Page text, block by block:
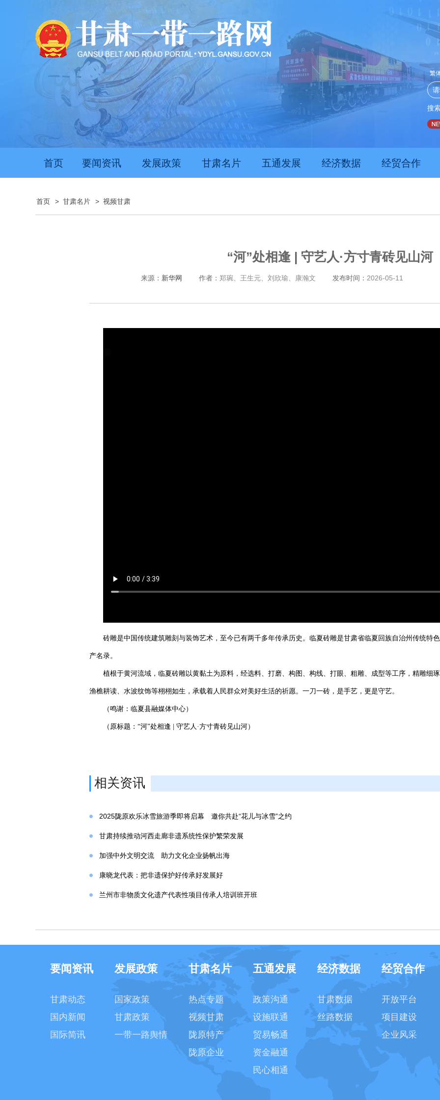
繁
搜
推动经济持续向新向优向好发展 甘肃上半年新质生产力发展数据亮眼 刚果（金）
首页 要闻资讯 发展政策 甘肃名片 五通发展 经济数据 经贸合作
首页 > 甘肃名片 > 视频甘肃
“河”处相逢 | 守艺人·方寸青砖见山河
来源： 新华网 作者： 郑琬、王生元、刘欣瑜、康瀚文 发布时间： 2026-05-11
砖雕是中国传统建筑雕刻与装饰艺术，至今已有两千多年传承历史。临夏砖雕是甘肃省临夏回族自治州传统特
产名录。
植根于黄河流域，临夏砖雕以黄黏土为原料，经选料、打磨、构图、构线、打眼、粗雕、成型等工序，精雕细
渔樵耕读、水波纹饰等栩栩如生，承载着人民群众对美好生活的祈愿。一刀一砖，是手艺，更是守艺。
（鸣谢：临夏县融媒体中心）
（原标题：“河”处相逢 | 守艺人·方寸青砖见山河）
相关资讯
2025陇原欢乐冰雪旅游季即将启幕 邀你共赴“花儿与冰雪”之约
甘肃持续推动河西走廊非遗系统性保护繁荣发展
加强中外文明交流 助力文化企业扬帆出海
康晓龙代表：把非遗保护好传承好发展好
兰州市非物质文化遗产代表性项目传承人培训班开班
要闻资讯
甘肃动态
国内新闻
国际简讯
发展政策
国家政策
甘肃政策
一带一路舆情
甘肃名片
热点专题
视频甘肃
陇原特产
陇原企业
五通发展
政策沟通
设施联通
贸易畅通
资金融通
民心相通
经济数据
甘肃数据
丝路数据
经贸合作
开放平台
项目建设
企业风采